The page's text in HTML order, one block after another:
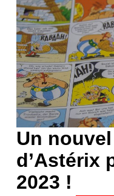
Un
d’Astérix
2023 !